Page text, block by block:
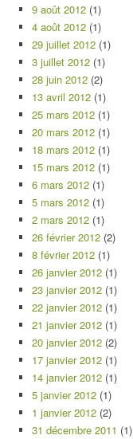
9 août 2012 (1)
4 août 2012 (1)
29 juillet 2012 (1)
3 juillet 2012 (1)
28 juin 2012 (2)
13 avril 2012 (1)
25 mars 2012 (1)
20 mars 2012 (1)
18 mars 2012 (1)
15 mars 2012 (1)
6 mars 2012 (1)
5 mars 2012 (1)
2 mars 2012 (1)
26 février 2012 (2)
8 février 2012 (1)
26 janvier 2012 (1)
23 janvier 2012 (1)
22 janvier 2012 (1)
21 janvier 2012 (1)
20 janvier 2012 (2)
17 janvier 2012 (1)
14 janvier 2012 (1)
5 janvier 2012 (1)
1 janvier 2012 (2)
31 décembre 2011 (1)